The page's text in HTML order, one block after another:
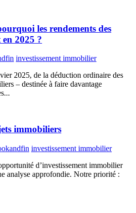
les rendements des
en 2025 ?
investissement immobilier
2025, de la déduction ordinaire des
– destinée à faire davantage
immobiliers
investissement immobilier
d’investissement immobilier
analyse approfondie. Notre priorité :